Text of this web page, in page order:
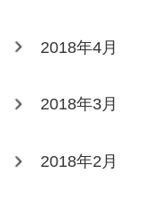
2018年4月
2018年3月
2018年2月